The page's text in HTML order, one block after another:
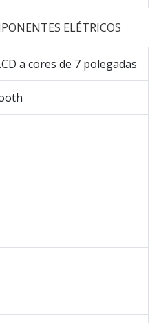
ELÉTRICOS
a cores de 7 polegadas